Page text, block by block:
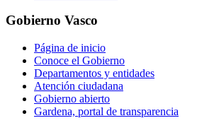
Gobierno Vasco
Página de inicio
Conoce el Gobierno
Departamentos y entidades
Atención ciudadana
Gobierno abierto
Gardena, portal de transparencia